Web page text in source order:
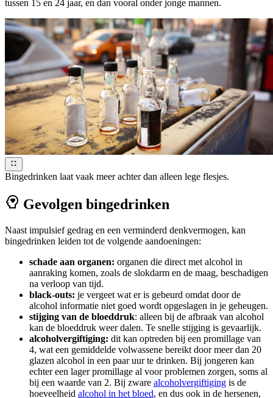
tussen 15 en 24 jaar, en dan vooral onder jonge mannen.
Bingedrinken laat vaak meer achter dan alleen lege flesjes.
Gevolgen bingedrinken
Naast impulsief gedrag en een verminderd denkvermogen, kan
bingedrinken leiden tot de volgende aandoeningen:
schade aan organen: organen die direct met alcohol in
aanraking komen, zoals de slokdarm en de maag, beschadigen
na verloop van tijd.
black-outs: je vergeet wat er is gebeurd omdat door de
alcohol informatie niet goed wordt opgeslagen in je geheugen.
stijging van de bloeddruk: alleen bij de afbraak van alcohol
kan de bloeddruk weer dalen. Te snelle stijging is gevaarlijk.
alcoholvergiftiging: dit kan optreden bij een promillage van
4, wat een gemiddelde volwassene bereikt door meer dan 20
glazen alcohol in een paar uur te drinken. Bij jongeren kan
echter een lager promillage al voor problemen zorgen, soms al
bij een waarde van 2. Bij zware alcoholvergiftiging is de
hoeveelheid alcohol in het bloed, en dus ook in de hersenen,